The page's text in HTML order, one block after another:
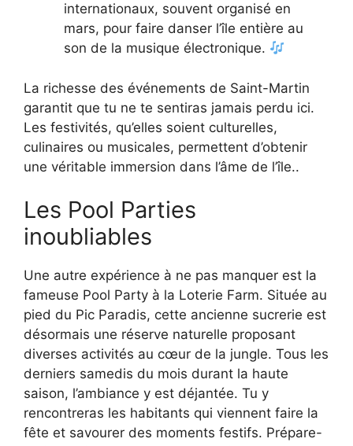
internationaux, souvent organisé en
mars, pour faire danser l’île entière au
son de la musique électronique.
La richesse des événements de Saint-Martin
garantit que tu ne te sentiras jamais perdu ici.
Les festivités, qu’elles soient culturelles,
culinaires ou musicales, permettent d’obtenir
une véritable immersion dans l’âme de l’île..
Les Pool Parties
inoubliables
Une autre expérience à ne pas manquer est la
fameuse Pool Party à la Loterie Farm. Située au
pied du Pic Paradis, cette ancienne sucrerie est
désormais une réserve naturelle proposant
diverses activités au cœur de la jungle. Tous les
derniers samedis du mois durant la haute
saison, l’ambiance y est déjantée. Tu y
rencontreras les habitants qui viennent faire la
fête et savourer des moments festifs. Prépare-